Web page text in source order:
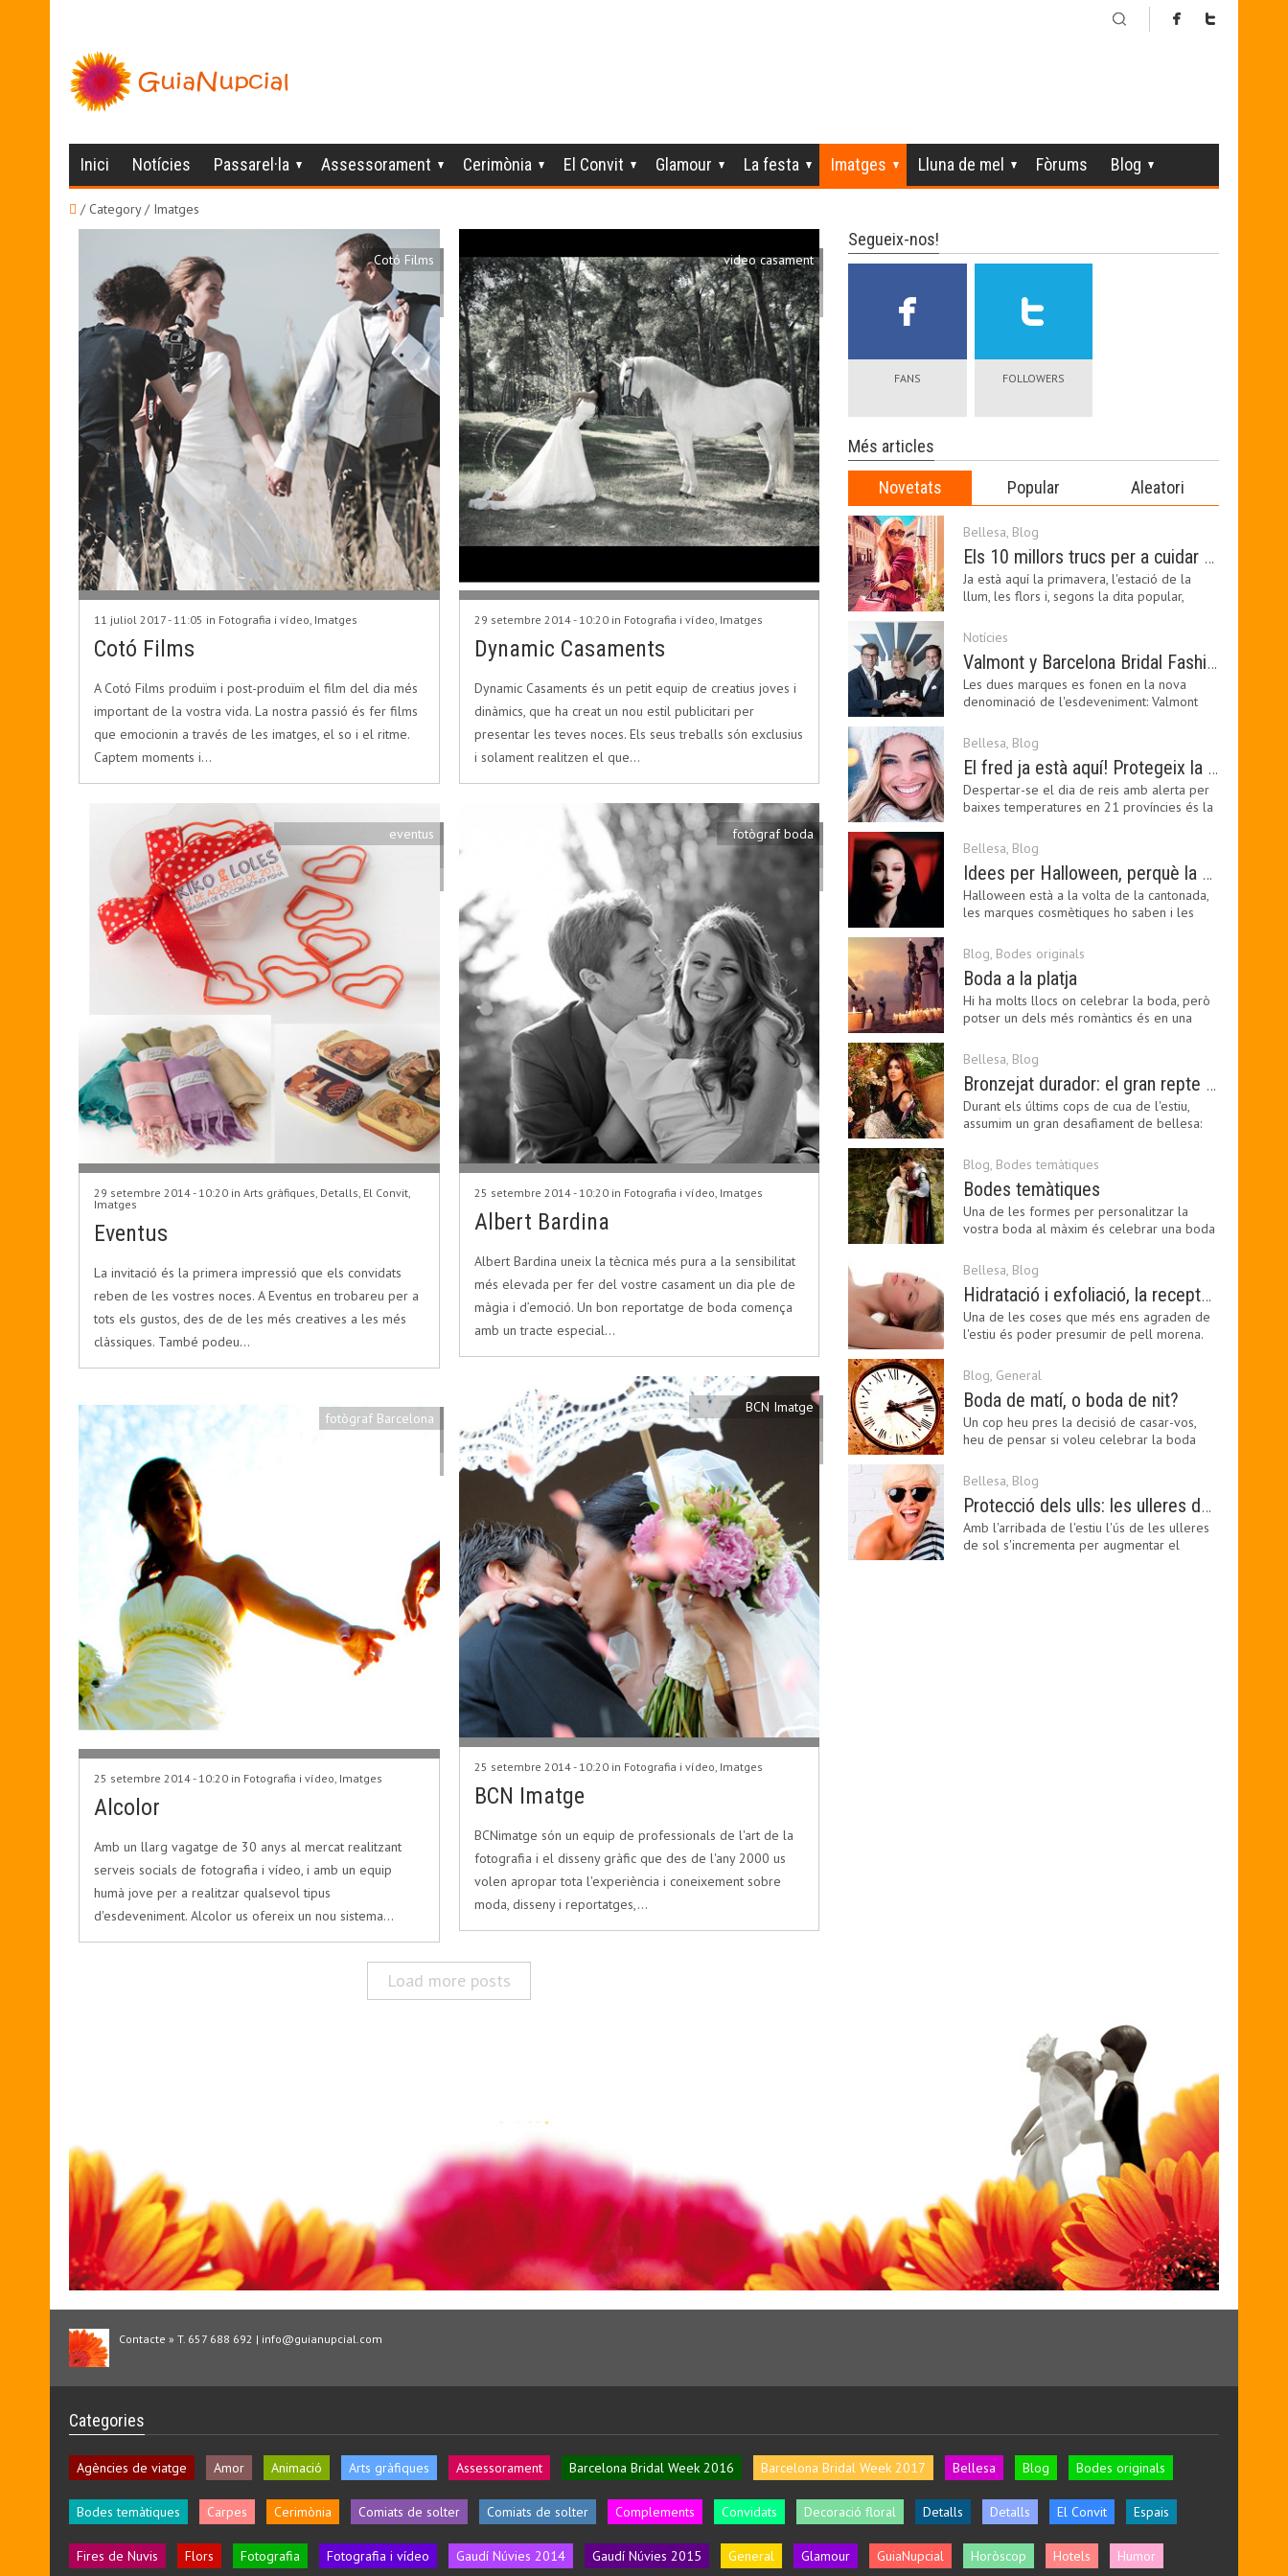
Inici Notícies Passarel·la Assessorament Cerimònia El Convit Glamour La festa Imatges Lluna de mel Fòrums Blog
/ Category / Imatges
Cotó Films
11 juliol 2017 - 11:05 in Fotografia i vídeo Imatges
Cotó Films
A Cotó Films produïm i post-produïm el film del dia més
important de la vostra vida. La nostra passió és fer films
que emocionin a través de les imatges, el so i el ritme.
Captem moments i…
eventus
29 setembre 2014 - 10:20 in Arts gràfiques, Detalls, El Convit,
Imatges
Eventus
La invitació és la primera impressió que els convidats
reben de les vostres noces. A Eventus en trobareu per a
tots els gustos, des de de les més creatives a les més
clàssiques. També podeu…
fotògraf Barcelona
25 setembre 2014 - 10:20 in Fotografia i vídeo Imatges
Alcolor
Amb un llarg vagatge de 30 anys al mercat realitzant
serveis socials de fotografia i vídeo, i amb un equip
humà jove per a realitzar qualsevol tipus
d'esdeveniment. Alcolor us ofereix un nou sistema…
video casament
29 setembre 2014 - 10:20 in Fotografia i vídeo Imatges
Dynamic Casaments
Dynamic Casaments és un petit equip de creatius joves i
dinàmics, que ha creat un nou estil publicitari per
presentar les teves noces. Els seus treballs són exclusius
i solament realitzen el que…
fotògraf boda
25 setembre 2014 - 10:20 in Fotografia i vídeo, Imatges
Albert Bardina
Albert Bardina uneix la tècnica més pura a la sensibilitat
més elevada per fer del vostre casament un dia ple de
màgia i d’emoció. Un bon reportatge de boda comença
amb un tracte especial…
BCN Imatge
25 setembre 2014 - 10:20 in Fotografia i vídeo Imatges
BCN Imatge
BCNimatge són un equip de professionals de l'art de la
fotografia i el disseny gràfic que des de l'any 2000 us
volen apropar tota l'experiència i coneixement sobre
moda, disseny i reportatges,…
Load more posts
Segueix-nos!
FANS FOLLOWERS
Més articles
Novetats Popular Aleatori
Bellesa, Blog
Els 10 millors trucs per a cuidar de la pell a la primavera
Ja està aquí la primavera, l'estació de la
llum, les flors i, segons la dita popular,
Notícies
Valmont y Barcelona Bridal Fashion Week s’uneixen per donar impuls a la creativitat, la innovació i el disseny de la moda nupcial
Les dues marques es fonen en la nova
denominació de l'esdeveniment: Valmont
Bellesa, Blog
El fred ja està aquí! Protegeix la teva pell amb els nostres consells i propostes
Despertar-se el dia de reis amb alerta per
baixes temperatures en 21 províncies és la
Bellesa, Blog
Idees per Halloween, perquè la bellesa pot ser terrorífica
Halloween està a la volta de la cantonada,
les marques cosmètiques ho saben i les
Blog, Bodes originals
Boda a la platja
Hi ha molts llocs on celebrar la boda, però
potser un dels més romàntics és en una
Bellesa, Blog
Bronzejat durador: el gran repte beauty del final de l’estiu
Durant els últims cops de cua de l'estiu,
assumim un gran desafiament de bellesa:
Blog, Bodes temàtiques
Bodes temàtiques
Una de les formes per personalitzar la
vostra boda al màxim és celebrar una boda
Bellesa, Blog
Hidratació i exfoliació, la recepta per mantenir el bronzejat
Una de les coses que més ens agraden de
l'estiu és poder presumir de pell morena.
Blog, General
Boda de matí, o boda de nit?
Un cop heu pres la decisió de casar-vos,
heu de pensar si voleu celebrar la boda
Bellesa, Blog
Protecció dels ulls: les ulleres de sol, imprescindibles en una boda estiuenca
Amb l'arribada de l'estiu l'ús de les ulleres
de sol s'incrementa per augmentar el
Contacte » T. 657 688 692 | info@guianupcial.com
Categories
Agències de viatge Amor Animació Arts gràfiques Assessorament Barcelona Bridal Week 2016 Barcelona Bridal Week 2017 Bellesa Blog Bodes originals
Bodes temàtiques Carpes Cerimònia Comiats de solter Comiats de solter Complements Convidats Decoració floral Detalls Detalls El Convit Espais
Fires de Nuvis Flors Fotografia Fotografia i vídeo Gaudí Núvies 2014 Gaudí Núvies 2015 General Glamour GuiaNupcial Horòscop Hotels Humor